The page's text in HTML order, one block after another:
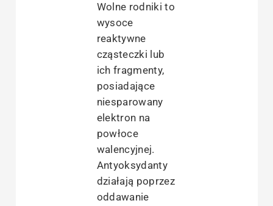
Wolne rodniki to
wysoce
reaktywne
cząsteczki lub
ich fragmenty,
posiadające
niesparowany
elektron na
powłoce
walencyjnej.
Antyoksydanty
działają poprzez
oddawanie